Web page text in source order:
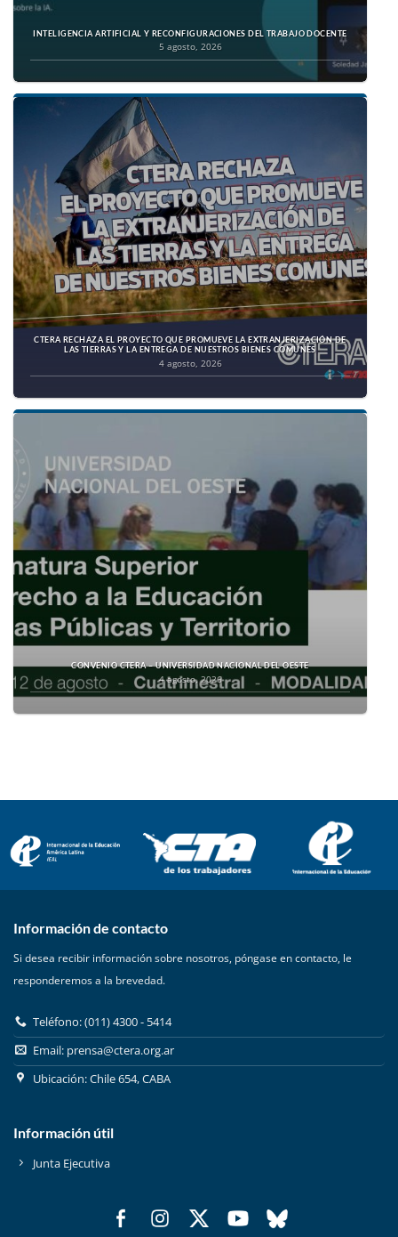
INTELIGENCIA ARTIFICIAL Y RECONFIGURACIONES DEL TRABAJO DOCENTE
5 agosto, 2026
CTERA RECHAZA EL PROYECTO QUE PROMUEVE LA EXTRANJERIZACIÓN DE
LAS TIERRAS Y LA ENTREGA DE NUESTROS BIENES COMUNES
4 agosto, 2026
CONVENIO CTERA – UNIVERSIDAD NACIONAL DEL OESTE
4 agosto, 2026
Información de contacto
Si desea recibir información sobre nosotros, póngase en contacto, le
responderemos a la brevedad.
Teléfono: (011) 4300 - 5414
Email: prensa@ctera.org.ar
Ubicación: Chile 654, CABA
Información útil
Junta Ejecutiva